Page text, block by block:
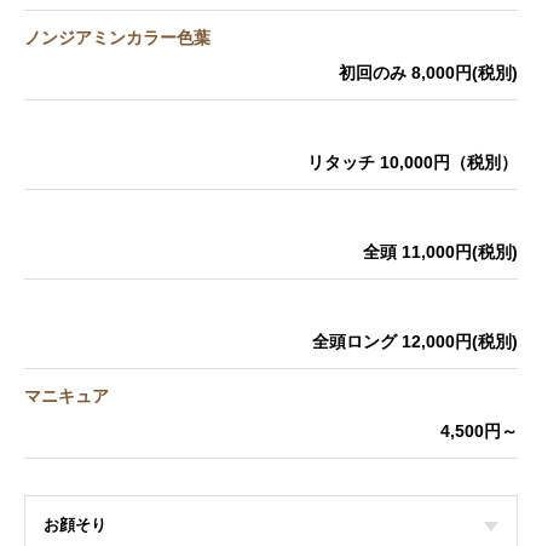
ノンジアミンカラー色葉
初回のみ 8,000円(税別)
リタッチ 10,000円（税別）
全頭 11,000円(税別)
全頭ロング 12,000円(税別)
マニキュア
4,500円～
お顔そり